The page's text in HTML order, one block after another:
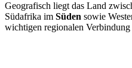
Geografisch liegt das Land
Südafrika im Süden sowie
wichtigen regionalen